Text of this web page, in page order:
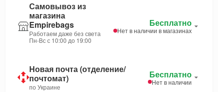
Самовывоз из
магазина
Empirebags
Работаем даже без света
Пн-Вс с 10:00 до 19:00
Бесплатно
Нет в наличии в магазинах
Новая почта (отделение/
почтомат)
по Украине
Бесплатно
Нет в наличии